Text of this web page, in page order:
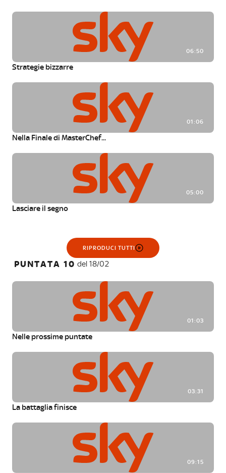
06:50
Strategie bizzarre
01:06
Nella Finale di MasterChef...
05:00
Lasciare il segno
RIPRODUCI TUTTI
PUNTATA 10 del 18/02
01:03
Nelle prossime puntate
03:31
La battaglia finisce
09:15